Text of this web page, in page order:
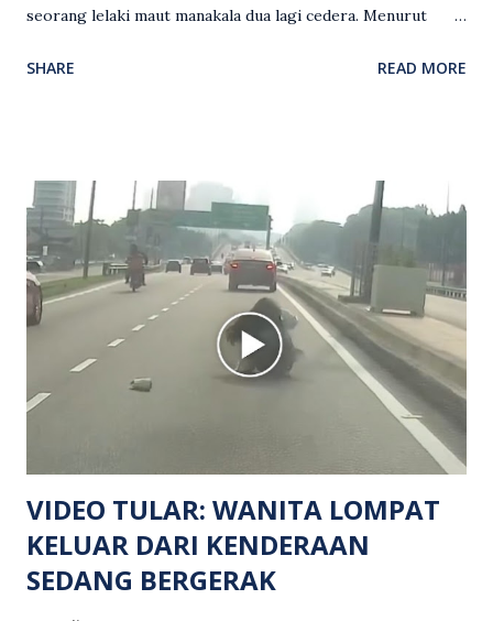
seorang lelaki maut manakala dua lagi cedera. Menurut
kejadian berlaku sekitar jam 11 malam dan pihak polis
hiburan di kawasan berkenaan. Seorang mangsa disahkan
meninggal dunia di lokasi kejadian akibat terkena tembakan,
manakala seorang lagi mangsa mengalami kecederaan.
Turut dipercayai terdapat seorang lagi individu cedera
namun identitinya masih belum dikenal pasti selepas dibawa
keluar dari lokasi oleh kenalannya. Polis kini sedang giat
mengesan dua suspek yang masih bebas bagi membantu
siasatan lanjut. Kes disiasat mengikut Seksyen 302 Kanun
Keseksaan kerana membunuh. Orang ramai yang mempunyai
maklumat diminta t...
SHARE READ MORE
VIDEO TULAR: WANITA LOMPAT
KELUAR DARI KENDERAAN
SEDANG BERGERAK